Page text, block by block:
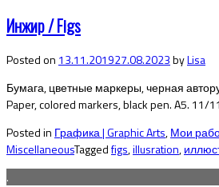
Инжир / Figs
Posted on 13.11.201927.08.2023byLisa
Бумага, цветные маркеры, черная
Paper, colored markers, black pen. A5. 11/
Posted in Графика | Graphic Arts,Мои
MiscellaneousTaggedfigs,illusration,
.